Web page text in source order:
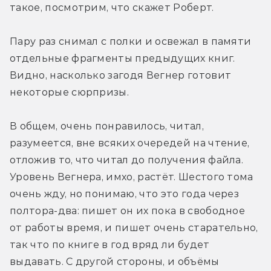
что там сейчас случится пипец,
и спешит, чтобы немедленно вызвать
Да, сам император и верховные Крысы
(как и Гончая) очень классно сделаны.
Мы видели до сих пор только
не подводит. Глава с ПОВ-ом Первого
из Крыс ооочень интересную
информацию добавила, да и сам образ
этого персонажа интересный.
такое, посмотрим, что скажет Роберт.
Пару раз снимал с полки и освежал в памяти
отдельные фрагменты предыдущих книг.
Видно, насколько загодя Вегнер готовит
некоторые сюрпризы.
В общем, очень понравилось, читал,
разумеется, вне всяких очередей на чтение,
отложив то, что читал до получения файла.
Уровень Вегнера, имхо, растёт. Шестого тома
очень жду, но понимаю, что это года через
полтора-два: пишет он их пока в свободное
от работы время, и пишет очень старательно,
так что по книге в год вряд ли будет
выдавать. С другой стороны, и объёмы